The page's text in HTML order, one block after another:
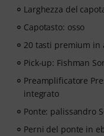
Larghezza del
Capotasto: osso
20 tasti premium in
Pick-up: Fishman
Preamplificatore
integrato
Ponte: palissandro
Perni del ponte in